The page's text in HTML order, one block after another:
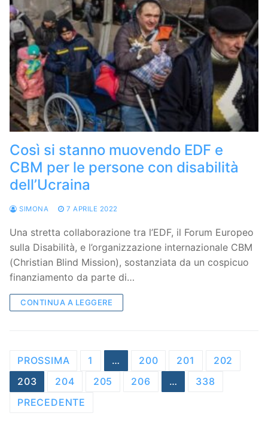
Così si stanno muovendo EDF e
CBM per le persone con disabilità
dell’Ucraina
SIMONA 7 APRILE 2022
Una stretta collaborazione tra l’EDF, il Forum Europeo
sulla Disabilità, e l’organizzazione internazionale CBM
(Christian Blind Mission), sostanziata da un cospicuo
finanziamento da parte di…
CONTINUA A LEGGERE
Navigazione
articoli
PROSSIMA 1 … 200 201
202
203
204 205 206 …
338
PRECEDENTE